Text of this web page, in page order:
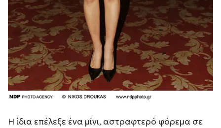
Η ίδια επέλεξε ένα μίνι, αστραφτερό φόρεμα σε